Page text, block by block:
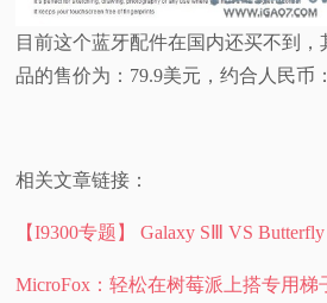
目前这个蓝牙配件在国内还买不到
品的售价为：79.9美元，约合人民币
相关文章链接：
【I9300专题】 Galaxy SⅢ VS
MicroFox：轻松在树莓派上搭专用梯